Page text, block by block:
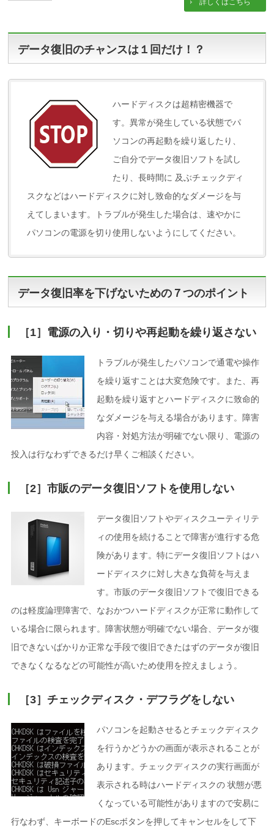
データ復旧のチャンスは１回だけ！？
ハードディスクは超精密機器で
す。異常が発生している状態でパ
ソコンの再起動を繰り返したり、
ご自分でデータ復旧ソフトを試し
たり、長時間に 及ぶチェックディ
スクなどはハードディスクに対し致命的なダメージを与
えてしまいます。トラブルが発生した場合は、速やかに
パソコンの電源を切り使用しないようにしてください。
データ復旧率を下げないための７つのポイント
［1］電源の入り・切りや再起動を繰り返さない
トラブルが発生したパソコンで通電や操作
を繰り返すことは大変危険です。また、再
起動を繰り返すとハードディスクに致命的
なダメージを与える場合があります。障害
内容・対処方法が明確でない限り、電源の
投入は行なわずできるだけ早くご相談ください。
［2］市販のデータ復旧ソフトを使用しない
データ復旧ソフトやディスクユーティリテ
ィの使用を続けることで障害が進行する危
険があります。特にデータ復旧ソフトはハ
ードディスクに対し大きな負荷を与えま
す。市販のデータ復旧ソフトで復旧できる
のは軽度論理障害で、なおかつハードディスクが正常に動作して
いる場合に限られます。障害状態が明確でない場合、データが復
旧できないばかりか正常な手段で復旧できたはずのデータが復旧
できなくなるなどの可能性が高いため使用を控えましょう。
［3］チェックディスク・デフラグをしない
パソコンを起動させるとチェックディスク
を行うかどうかの画面が表示されることが
あります。チェックディスクの実行画面が
表示される時はハードディスクの 状態が悪
くなっている可能性がありますので安易に
行なわず、キーボードのEscボタンを押してキャンセルをして下